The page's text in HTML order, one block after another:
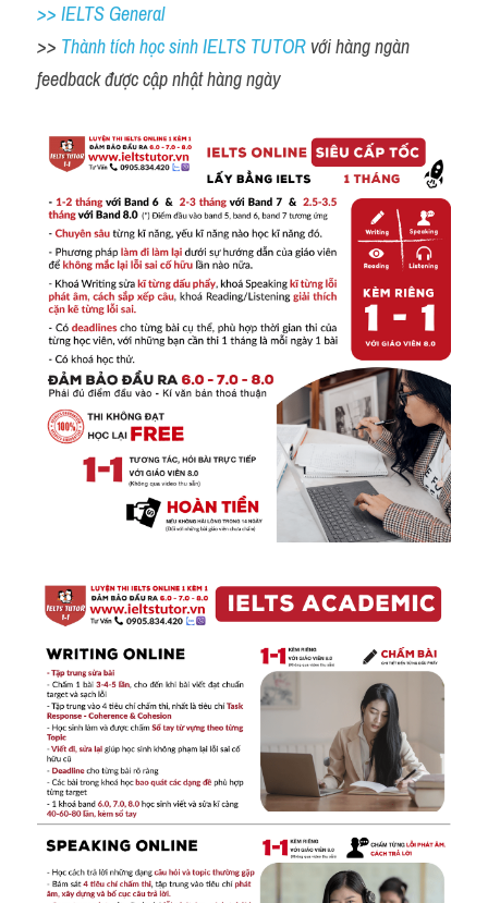
>> IELTS General
>> Thành tích học sinh IELTS TUTOR với hàng ngàn
feedback được cập nhật hàng ngày